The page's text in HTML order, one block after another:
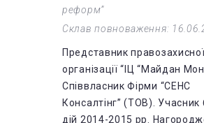
реформ”
Склав повноваження:
Представник правозахисної
організації “ІЦ “Майдан
Співвласник Фірми “СЕНС
Консалтінг” (ТОВ). Учасник
дій 2014-2015 рр.